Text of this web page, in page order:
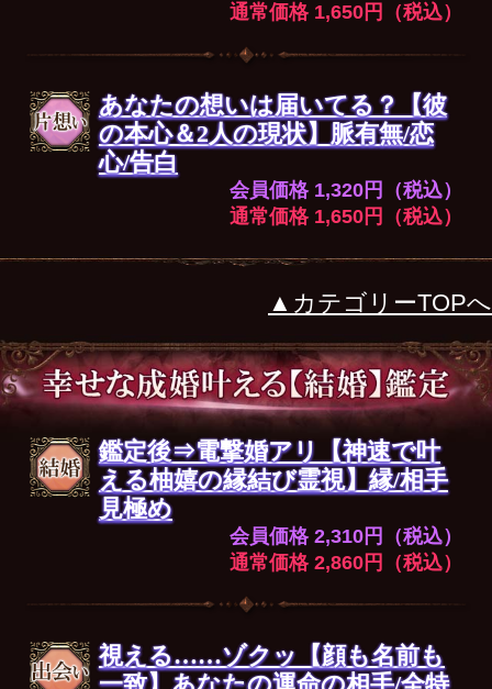
通常価格 1,650円（税込）
あなたの想いは届いてる？【彼
の本心＆2人の現状】脈有無/恋
心/告白
会員価格 1,320円（税込）
通常価格 1,650円（税込）
▲カテゴリーTOPへ
鑑定後⇒電撃婚アリ【神速で叶
える柚嬉の縁結び霊視】縁/相手
見極め
会員価格 2,310円（税込）
通常価格 2,860円（税込）
視える……ゾクッ【顔も名前も